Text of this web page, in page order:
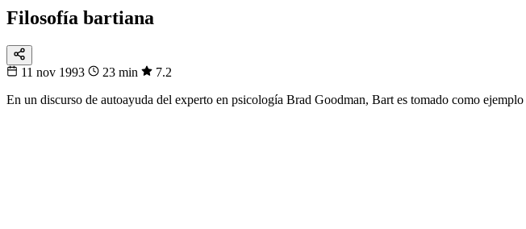
Filosofía bartiana
11 nov 1993 23 min
7.2
En un discurso de autoayuda del experto en psicología Brad Goodman, Bart es tomado como